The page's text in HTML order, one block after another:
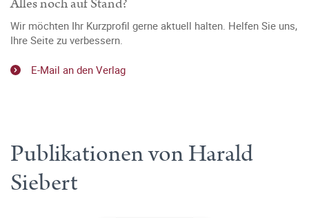
Wir möchten Ihr Kurzprofil gerne aktuell halten. Helfen Sie uns,
Ihre Seite zu verbessern.
E-Mail an den Verlag
Publikationen von Harald
Siebert